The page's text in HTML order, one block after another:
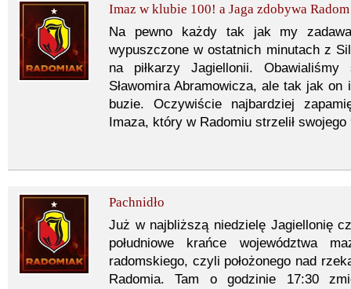
Imaz w klubie 100! a Jaga zdobywa Radom
Na pewno każdy tak jak my
wypuszczone w ostatnich minutach z
na piłkarzy Jagiellonii.
Sławomira Abramowicza, ale tak jak on
buzie. Oczywiście najbardziej
Imaza, który w Radomiu strzelił
Pachnidło
Już w najbliższą niedzielę Jagiellonię
południowe krańce województwa
radomskiego, czyli położonego nad
Radomia. Tam o godzinie 17:30